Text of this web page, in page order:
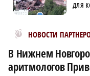
для
НОВОСТИ
Новости МирТесен
В Нижнем
аритмологов